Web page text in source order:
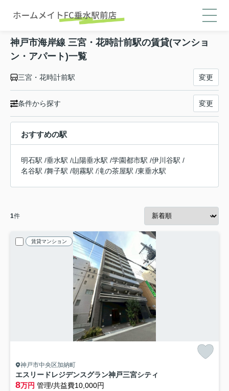
神戸市海岸線 三宮・花時計前駅の賃貸(マンショ
ン・アパート)一覧
三宮・花時計前駅 変更
条件から探す 変更
おすすめの駅
明石駅 /垂水駅 /山陽垂水駅 /学園都市駅 /伊川谷駅 /
名谷駅 /舞子駅 /朝霧駅 /滝の茶屋駅 /東垂水駅
1件
賃貸マンション
神戸市中央区加納町
エスリードレジデンスグラン神戸三宮シティ
8万円 管理/共益費10,000円